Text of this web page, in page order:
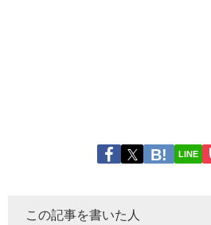
LINE
この記事を書いた人